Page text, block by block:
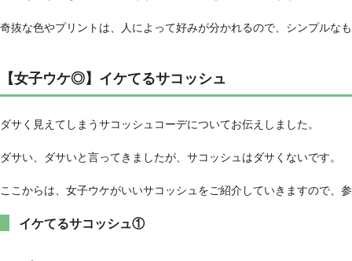
奇抜な色やプリントは、人によって好みが分かれるので、シンプルな
【女子ウケ◎】イケてるサコッシュ
ダサく見えてしまうサコッシュコーデについてお伝えしました。
ダサい、ダサいと言ってきましたが、サコッシュはダサくないです。
ここからは、女子ウケがいいサコッシュをご紹介していきますので、
イケてるサコッシュ①